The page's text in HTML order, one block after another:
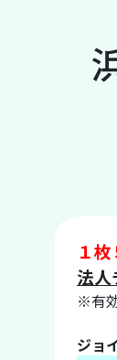
１
法人
※有
ジョ